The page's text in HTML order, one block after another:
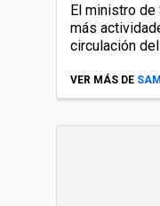
El ministro
más
circulación
VER MÁS DE